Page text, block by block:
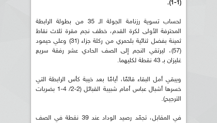
(1-1).
لحساب تسوية رزنامة الجولة الـ 35 من بطولة الرابطة
المحترفة الأولى لكرة القدم، خطف نجم مقرة ثلاث نقاط
ثمينة بفضل ثنائية بلحمري من ركلة جزاء (31) وعلي حيمود
(57)، ليرتقي النجم إلى الصف الحادي عشر رفقة سريع
غليزان بـ 43 نقطة لكليهما.
ويبقي أمل البقاء قائمًا، أيامًا بعد خيبة كأس الرابطة التي
خسرها أشبال عباس أمام شبيبة القبائل (2-2/ 4-1 بضربات
الترجيح).
في المقابل، تجمّد رصيد الوداد عند 39 نقطة في الصف